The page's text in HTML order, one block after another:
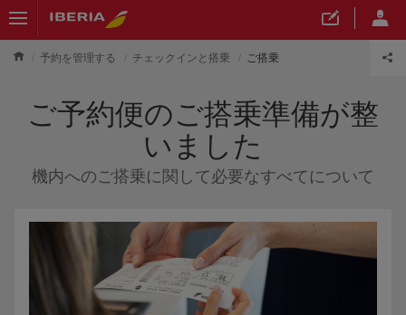
予約を管理する チェックインと搭乗 ご搭乗
ご予約便のご搭乗準備が整
いました
機内へのご搭乗に関して必要なすべてについて